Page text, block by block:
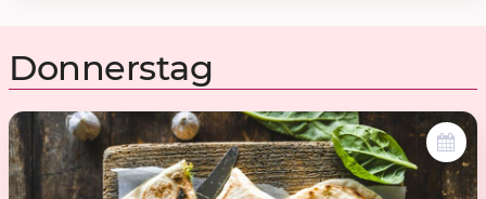
Donnerstag